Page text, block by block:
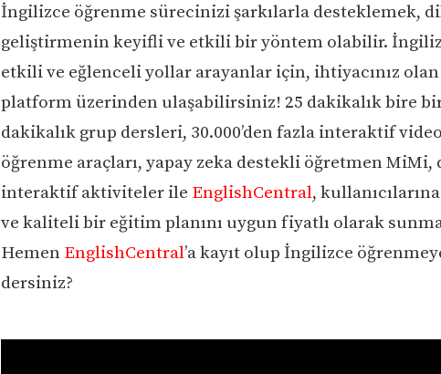
İngilizce öğrenme sürecinizi şarkılarla desteklemek,
geliştirmenin keyifli ve etkili bir yöntem olabilir.
etkili ve eğlenceli yollar arayanlar için, ihtiyacınız
platform üzerinden ulaşabilirsiniz! 25 dakikalık bire bir
dakikalık grup dersleri, 30.000’den fazla interaktif
öğrenme araçları, yapay zeka destekli öğretmen MiMi,
interaktif aktiviteler ile EnglishCentral,
ve kaliteli bir eğitim planını uygun fiyatlı olarak
Hemen EnglishCentral’a kayıt olup İngilizce
dersiniz?